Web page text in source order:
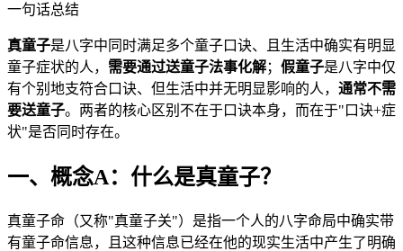
一句话总结
真童子是八字中同时满足多个童子口诀、且生活中确实有明显
童子症状的人， 需要通过送童子法事化解； 假童子是八字中仅
有个别地支符合口诀、但生活中并无明显影响的人， 通常不需
要送童子。两者的核心区别不在于口诀本身，而在于"口诀+症
状"是否同时存在。
一、概念A：什么是真童子？
真童子命（又称"真童子关"）是指一个人的八字命局中确实带
有童子命信息，且这种信息已经在他的现实生活中产生了明确